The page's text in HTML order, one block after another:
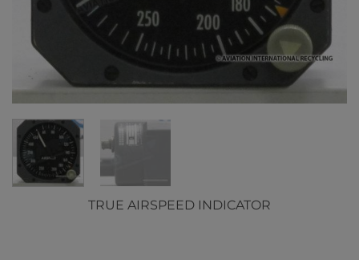
TRUE AIRSPEED INDICATOR